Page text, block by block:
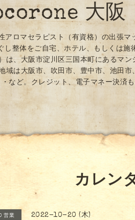
大阪
アロマセラピスト（有資格）の出張マ
し整体をご自宅、ホテル、もしくは施
は、大阪市淀川区三国本町にあるマン
域は大阪市、吹田市、豊中市、池田市
など。クレジット、電子マネー決済も
カレン
営業 2022-10-20 (木)